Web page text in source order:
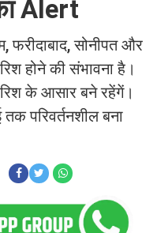
Alert
सोनीपत और
होने की संभावना है।
के आसार बने रहेंगें।
परिवर्तनशील बना